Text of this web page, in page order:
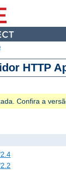
HTTP
Confira a